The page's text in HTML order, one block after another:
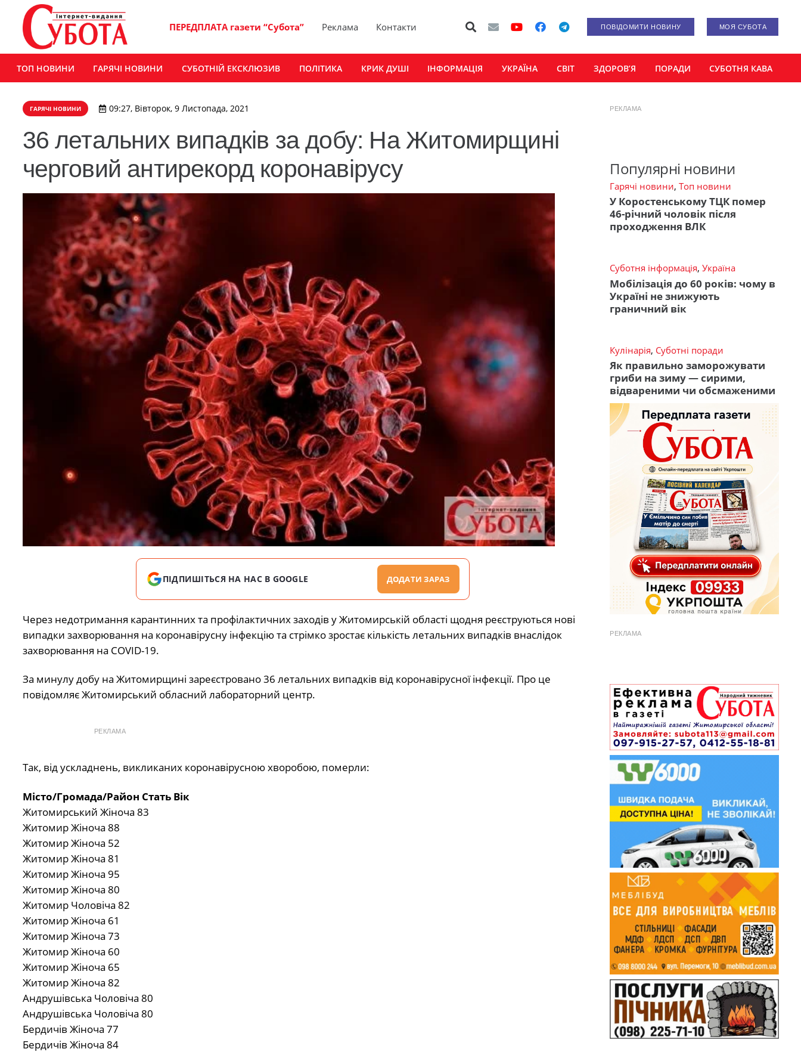
ПЕРЕДПЛАТА газети “Субота” Реклама Контакти ПОВІДОМИТИ НОВИНУ МОЯ СУБОТА
ТОП НОВИНИ ГАРЯЧІ НОВИНИ СУБОТНІЙ ЕКСКЛЮЗИВ ПОЛІТИКА КРИК ДУШІ ІНФОРМАЦІЯ УКРАЇНА СВІТ ЗДОРОВ’Я ПОРАДИ СУБОТНЯ КАВА
ГАРЯЧІ НОВИНИ 09:27, Вівторок, 9 Листопада, 2021
36 летальних випадків за добу: На Житомирщині
черговий антирекорд коронавірусу
ПІДПИШІТЬСЯ НА НАС В GOOGLE ДОДАТИ ЗАРАЗ
Через недотримання карантинних та профілактичних заходів у Житомирській області щодня реєструються нові
випадки захворювання на коронавірусну інфекцію та стрімко зростає кількість летальних випадків внаслідок
захворювання на COVID-19.
За минулу добу на Житомирщині зареєстровано 36 летальних випадків від коронавірусної інфекції. Про це
повідомляє Житомирський обласний лабораторний центр.
РЕКЛАМА
Так, від ускладнень, викликаних коронавірусною хворобою, померли:
Місто/Громада/Район Стать Вік
Житомирський Жіноча 83
Житомир Жіноча 88
Житомир Жіноча 52
Житомир Жіноча 81
Житомир Жіноча 95
Житомир Жіноча 80
Житомир Чоловіча 82
Житомир Жіноча 61
Житомир Жіноча 73
Житомир Жіноча 60
Житомир Жіноча 65
Житомир Жіноча 82
Андрушівська Чоловіча 80
Андрушівська Чоловіча 80
Бердичів Жіноча 77
Бердичів Жіноча 84
РЕКЛАМА
Популярні новини
Гарячі новини, Топ новини
У Коростенському ТЦК помер
46-річний чоловік після
проходження ВЛК
Суботня інформація, Україна
Мобілізація до 60 років: чому в
Україні не знижують
граничний вік
Кулінарія, Суботні поради
Як правильно заморожувати
гриби на зиму — сирими,
відвареними чи обсмаженими
РЕКЛАМА